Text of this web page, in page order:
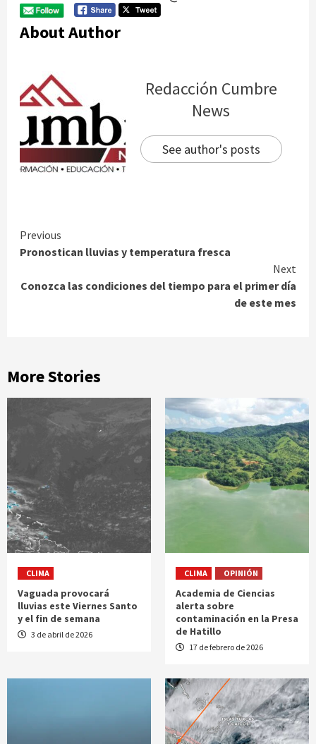
About Author
Redacción Cumbre
News
See author's posts
Continue
Previous
Pronostican lluvias y temperatura fresca
Next
Conozca las condiciones del tiempo para el primer día
de este mes
More Stories
CLIMA
Vaguada provocará
lluvias este Viernes Santo
y el fin de semana
3 de abril de 2026
CLIMA OPINIÓN
Academia de Ciencias
alerta sobre
contaminación en la Presa
de Hatillo
17 de febrero de 2026